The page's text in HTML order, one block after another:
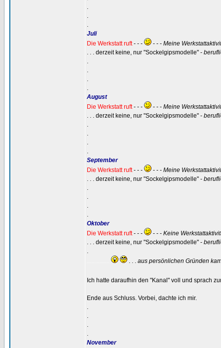
.
.
.
Juli
Die Werkstatt ruft- - - - - - Meine
. . . derzeit keine, nur "Sockelgipsmodelle" -
.
.
.
.
August
Die Werkstatt ruft- - - - - - Meine
. . . derzeit keine, nur "Sockelgipsmodelle" -
.
.
.
.
September
Die Werkstatt ruft- - - - - - Meine
. . . derzeit keine, nur "Sockelgipsmodelle" -
.
.
.
.
Oktober
Die Werkstatt ruft- - - - - - Keine
. . . derzeit keine, nur "Sockelgipsmodelle" -
.
. . . aus persönlichen Gründen
Ich hatte daraufhin den "Kanal" voll und sprach
Ende aus Schluss. Vorbei, dachte ich mir.
.
.
.
.
November